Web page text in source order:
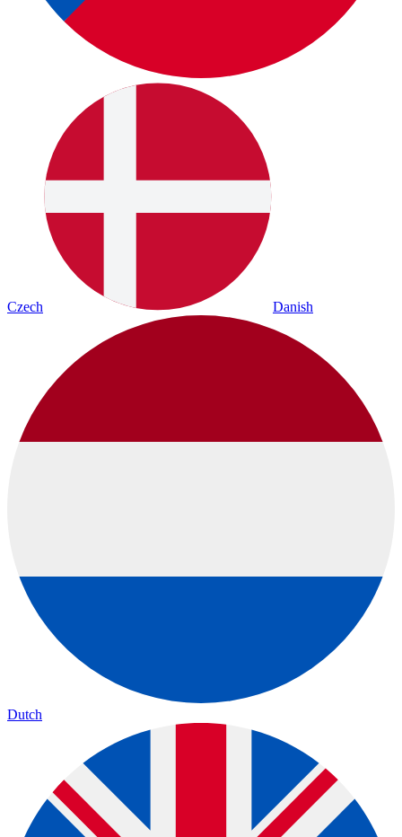
Czech Danish
Dutch